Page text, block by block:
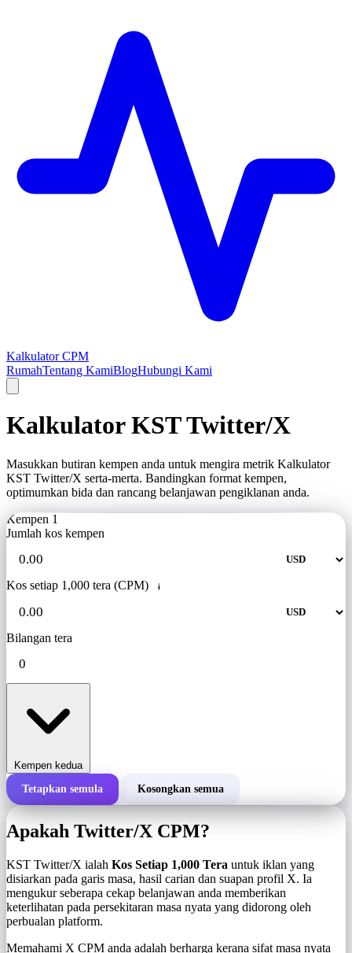
Kalkulator CPM
RumahTentang KamiBlogHubungi Kami
Kalkulator KST Twitter/X
Masukkan butiran kempen anda untuk mengira metrik Kalkulator
KST Twitter/X serta-merta. Bandingkan format kempen,
optimumkan bida dan rancang belanjawan pengiklanan anda.
Kempen 1
Jumlah kos kempen
Kos setiap 1,000 tera (CPM) i
Bilangan tera
Kempen kedua
Jumlah kos kempen
Bilangan tera
Tetapkan semula Kosongkan semua
Apakah Twitter/X CPM?
KST Twitter/X ialah Kos Setiap 1,000 Tera untuk iklan yang
disiarkan pada garis masa, hasil carian dan suapan profil X. Ia
mengukur seberapa cekap belanjawan anda memberikan
keterlihatan pada persekitaran masa nyata yang didorong oleh
perbualan platform.
Memahami X CPM anda adalah berharga kerana sifat masa nyata